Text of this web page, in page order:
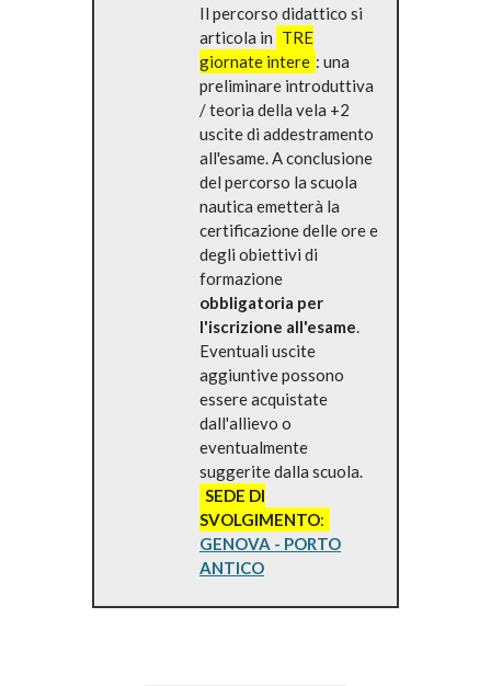
Il percorso didattico si
articola in TRE
giornate intere : una
preliminare introduttiva
/ teoria della vela +2
uscite di addestramento
all'esame. A conclusione
del percorso la scuola
nautica emetterà la
certificazione delle ore e
degli obiettivi di
formazione
obbligatoria per
l'iscrizione all'esame
Eventuali uscite
aggiuntive possono
essere acquistate
dall'allievo o
eventualmente
suggerite dalla scuola.
SEDE DI
SVOLGIMENTO:
GENOVA - PORTO
ANTICO